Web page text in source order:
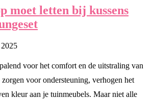
moet letten bij kussens
voor het comfort en de uitstraling van
voor ondersteuning, verhogen het
kleur aan je tuinmeubels. Maar niet alle